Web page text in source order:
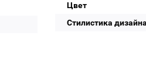
Цвет
Стилистика дизайна